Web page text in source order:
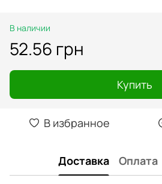
В наличии
52.56 грн
Купить
В избранное
Доставка Оплата